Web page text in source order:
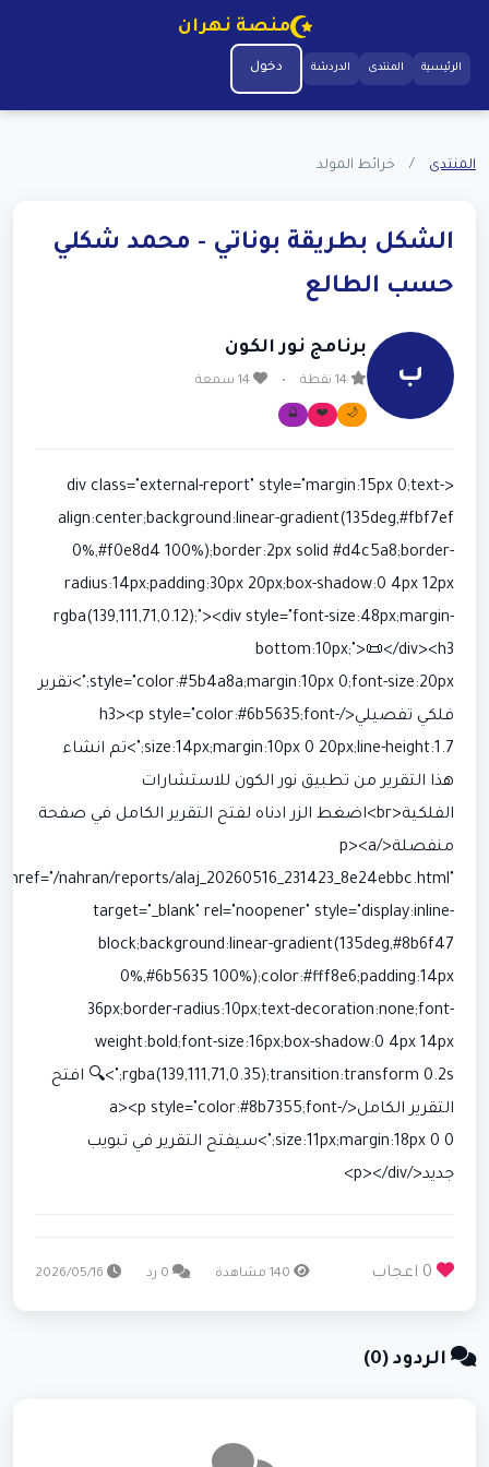
منصة نهران
الرئيسية المنتدى الدردشة دخول
المنتدى / خرائط المولد
الشكل بطريقة بوناتي - محمد شكلي
حسب الطالع
ب
برنامج نور الكون
•
🌙
❤️
🔮
<div class="external-report" style="margin:15px 0;text-
align:center;background:linear-gradient(135deg,#fbf7ef
0%,#f0e8d4 100%);border:2px solid #d4c5a8;border-
radius:14px;padding:30px 20px;box-shadow:0 4px 12px
rgba(139,111,71,0.12);"><div style="font-size:48px;margin-
bottom:10px;">📜</div><h3
style="color:#5b4a8a;margin:10px 0;font-size:20px;">تقرير
فلكي تفصيلي</h3><p style="color:#6b5635;font-
size:14px;margin:10px 0 20px;line-height:1.7;">تم انشاء
هذا التقرير من تطبيق نور الكون للاستشارات
الفلكية<br>اضغط الزر ادناه لفتح التقرير الكامل في صفحة
منفصلة</p><a
href="/nahran/reports/alaj_20260516_231423_8e24ebbc.html"
target="_blank" rel="noopener" style="display:inline-
block;background:linear-gradient(135deg,#8b6f47
0%,#6b5635 100%);color:#fff8e6;padding:14px
36px;border-radius:10px;text-decoration:none;font-
weight:bold;font-size:16px;box-shadow:0 4px 14px
rgba(139,111,71,0.35);transition:transform 0.2s;">🔍 افتح
التقرير الكامل</a><p style="color:#8b7355;font-
size:11px;margin:18px 0 0;">سيفتح التقرير في تبويب
جديد</p></div>
الردود (0)